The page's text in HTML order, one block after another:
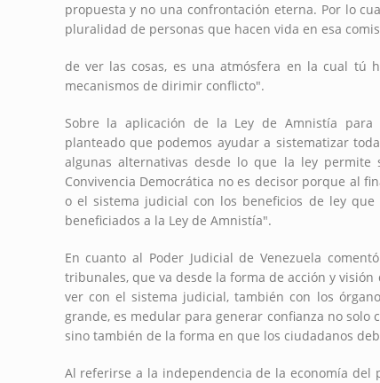
propuesta y no una confrontación eterna. Por lo
pluralidad de personas que hacen vida en esa
de ver las cosas, es una atmósfera en la cual tú
mecanismos de dirimir conflicto".
Sobre la aplicación de la Ley de Amnistía para
planteado que podemos ayudar a sistematizar
algunas alternativas desde lo que la ley
Convivencia Democrática no es decisor porque al
o el sistema judicial con los beneficios de ley
beneficiados a la Ley de Amnistía".
En cuanto al Poder Judicial de Venezuela
tribunales, que va desde la forma de acción y
ver con el sistema judicial, también con los
grande, es medular para generar confianza no
sino también de la forma en que los ciudadanos
Al referirse a la independencia de la economía del